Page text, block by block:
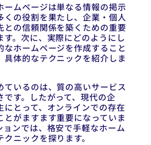
ームページは単なる情報の掲示
くの役割を果たし、企業・個人
との信頼関係を築くための重要
す。次に、実際にどのようにし
なホームページを作成すること
具体的なテクニックを紹介しま
ているのは、質の高いサービス
です。したがって、現代の企
にとって、オンラインでの存在
とがますます重要になっていま
ョンでは、格安で手軽なホーム
ニックを探ります。